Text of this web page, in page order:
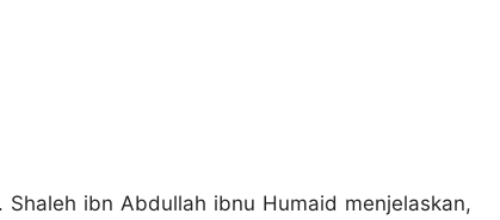
Shaleh ibn Abdullah ibnu Humaid menjelaskan,